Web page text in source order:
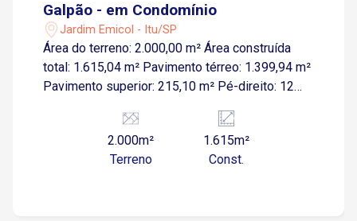
Galpão - em Condomínio
Jardim Emicol - Itu/SP
Área do terreno: 2.000,00 m² Área construída
total: 1.615,04 m² Pavimento térreo: 1.399,94 m²
Pavimento superior: 215,10 m² Pé-direito: 12
Poço artesiano Caixa reserva de água: 45.000
litros Elevador para 4 pessoas O
empreendimento oferece uma estrutura
2.000m²
Terreno
1.615m²
Const.